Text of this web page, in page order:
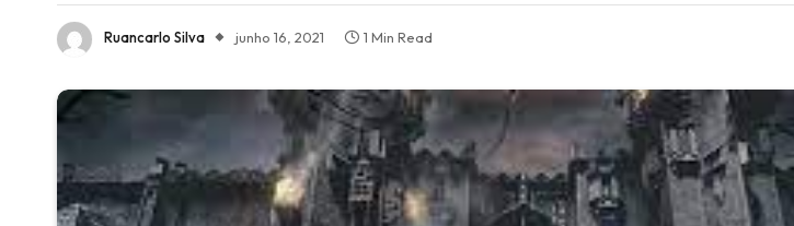
Ruancarlo Silva junho 16, 2021 1 Min Read